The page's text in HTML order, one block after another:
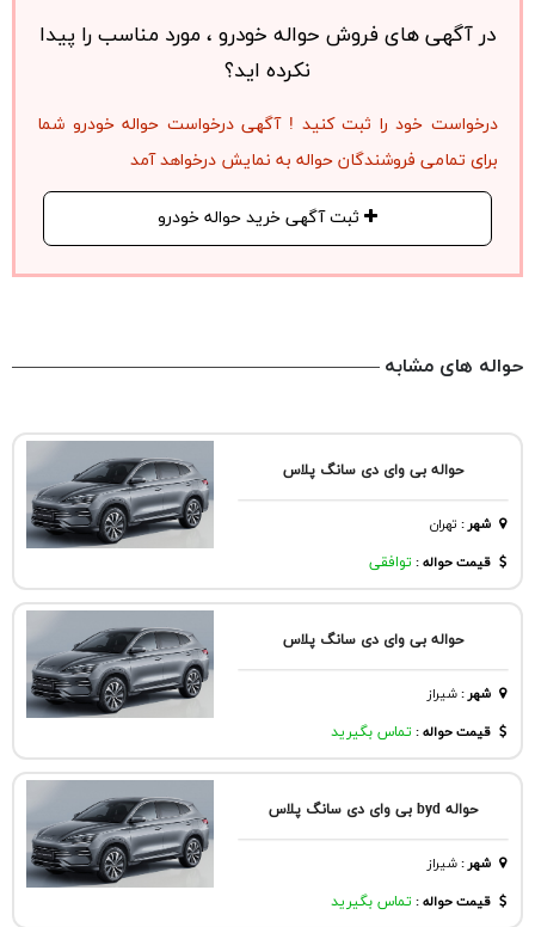
در آگهی های فروش حواله خودرو ، مورد مناسب را پیدا
نکرده اید؟
درخواست خود را ثبت کنید ! آگهی درخواست حواله خودرو شما
برای تمامی فروشندگان حواله به نمایش درخواهد آمد
ثبت آگهی خرید حواله خودرو
حواله های مشابه
حواله بی وای دی سانگ پلاس
شهر: تهران
قیمت حواله : توافقی
حواله بی وای دی سانگ پلاس
شهر:شيراز
قیمت حواله : تماس بگیرید
حواله byd بی وای دی سانگ پلاس
شهر:شيراز
قیمت حواله : تماس بگیرید